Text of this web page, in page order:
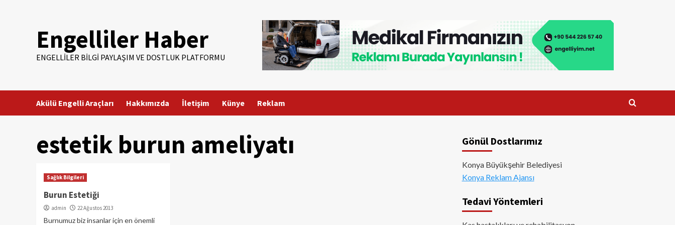
Engelliler Haber
ENGELLILER BILGI PAYLAŞIM VE DOSTLUK PLATFORMU
Akülü Engelli Araçları Hakkımızda İletişim Künye Reklam
estetik burun ameliyatı
Sağlık Bilgileri
Burun Estetiği
admin 22 Ağustos 2013
Burnumuz biz insanlar için en önemli
Gönül Dostlarımız
Konya Büyükşehir Belediyesi
Konya Reklam Ajansı
Tedavi Yöntemleri